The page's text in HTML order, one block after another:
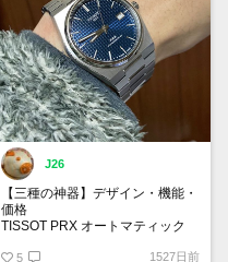
J26
【三種の神器】デザイン・機能・
価格
TISSOT PRX オートマティック
5 1527日前